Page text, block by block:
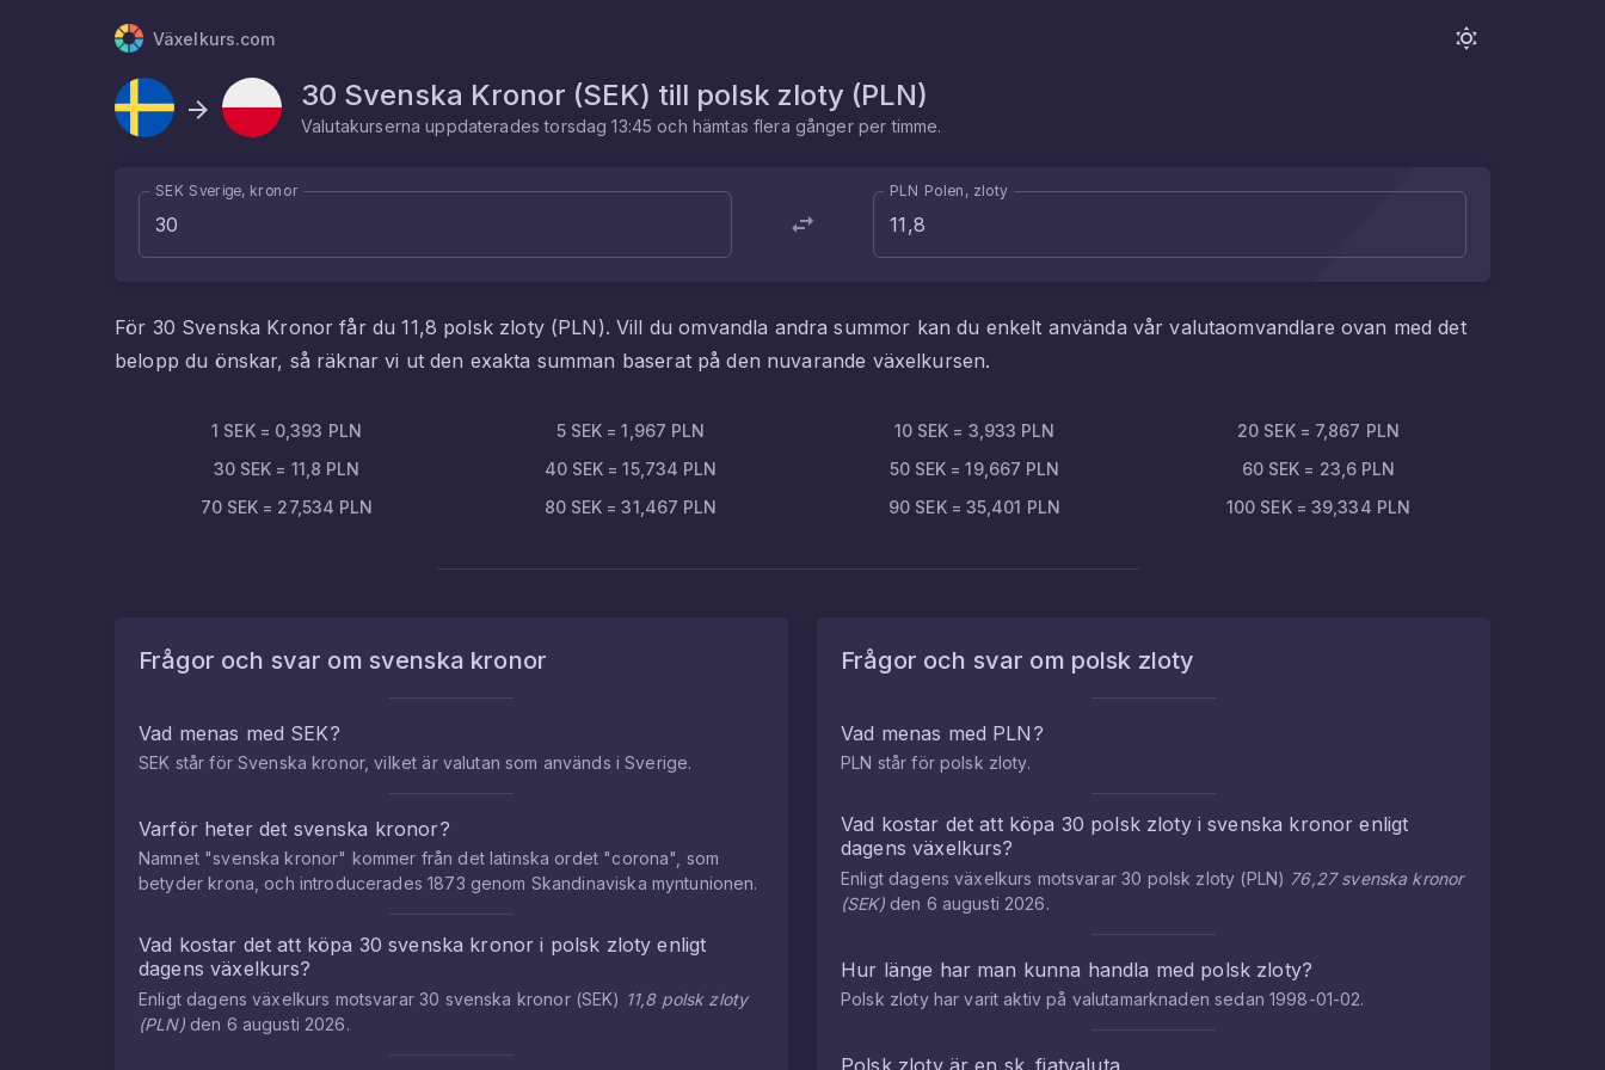
Växelkurs.com
30 Svenska Kronor (SEK) till polsk zloty (PLN)
Valutakurserna uppdateradestorsdag 13:45 och hämtas flera gånger per timme.
SEK Sverige, kronor PLN Polen, zloty
För 30 Svenska Kronor får du11,8 polsk zloty(PLN ). Vill du omvandla andra summor kan du enkelt använda vår valutaomvandlare ovan med det
belopp du önskar, så räknar vi ut den exakta summan baserat på den nuvarande växelkursen.
1 SEK= 0,393 PLN 5 SEK =1,967 PLN 10 SEK = 3,933 PLN 20 SEK= 7,867 PLN
30 SEK = 11,8 PLN 40 SEK =15,734 PLN 50 SEK =19,667 PLN 60 SEK = 23,6 PLN
70 SEK = 27,534 PLN 80 SEK =31,467 PLN 90 SEK= 35,401 PLN 100 SEK= 39,334 PLN
Frågor och svar om svenska kronor
Vad menas med SEK?
SEK står för Svenska kronor, vilket är valutan som används i Sverige.
Varför heter det svenska kronor?
Namnet "svenska kronor" kommer från det latinska ordet "corona", som
betyder krona, och introducerades 1873 genom Skandinaviska myntunionen.
Vad kostar det att köpa 30svenska kronor i polsk zloty enligt
dagens växelkurs?
Enligt dagens växelkurs motsvarar30 svenska kronor(SEK) 11,8 polsk zloty
(PLN)den 6 augusti 2026.
Frågor och svar om polsk zloty
Vad menas med PLN ?
PLN står för polsk zloty.
Vad kostar det att köpa 30 polsk zlotyisvenska kronor enligt
dagens växelkurs?
Enligt dagens växelkurs motsvarar30 polsk zloty (PLN) 76,27 svenska kronor
(SEK)den 6 augusti 2026.
Hur länge har man kunna handla med polsk zloty?
Polsk zlotyhar varit aktiv på valutamarknaden sedan 1998-01-02.
Polsk zlotyär en sk. fiatvaluta.